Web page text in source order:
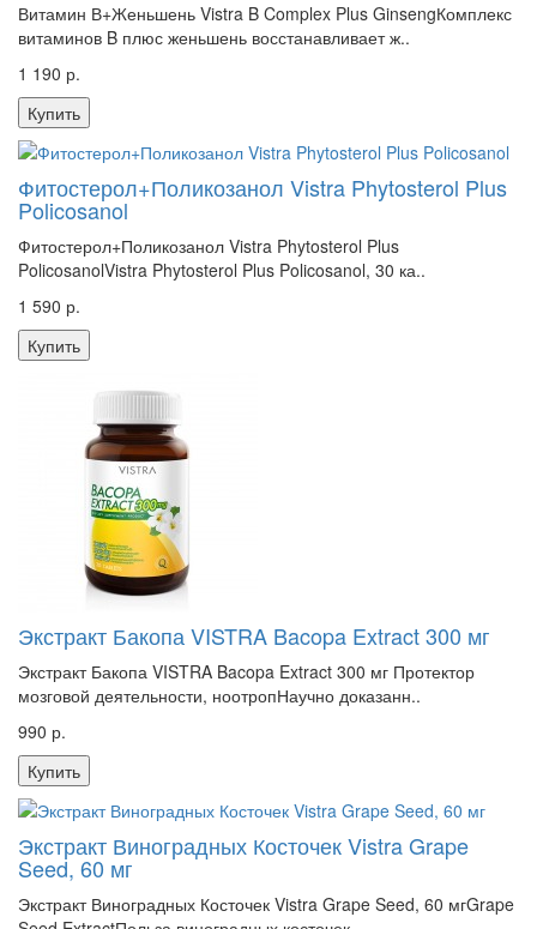
Витамин В+Женьшень Vistra B Complex Plus GinsengКомплекс
витаминов B плюс женьшень восстанавливает ж..
1 190 р.
Купить
Фитостерол+Поликозанол Vistra Phytosterol Plus
Policosanol
Фитостерол+Поликозанол Vistra Phytosterol Plus
PolicosanolVistra Phytosterol Plus Policosanol, 30 ка..
1 590 р.
Купить
Экстракт Бакопа VISTRA Bacopa Extract 300 мг
Экстракт Бакопа VISTRA Bacopa Extract 300 мг Протектор
мозговой деятельности, ноотропНаучно доказанн..
990 р.
Купить
Экстракт Виноградных Косточек Vistra Grape
Seed, 60 мг
Экстракт Виноградных Косточек Vistra Grape Seed, 60 мгGrape